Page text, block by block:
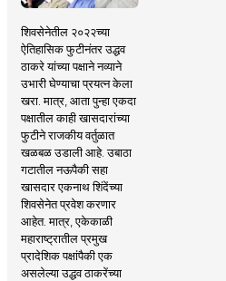
शिवसेनेतील २०२२च्या
ऐतिहासिक फुटीनंतर उद्धव
ठाकरे यांच्या पक्षाने नव्याने
उभारी घेण्याचा प्रयत्न केला
खरा. मात्र, आता पुन्हा एकदा
पक्षातील काही खासदारांच्या
फुटीने राजकीय वर्तुळात
खळबळ उडाली आहे. उबाठा
गटातील नऊपैकी सहा
खासदार एकनाथ शिंदेंच्या
शिवसेनेत प्रवेश करणार
आहेत. मात्र, एकेकाळी
महाराष्ट्रातील प्रमुख
प्रादेशिक पक्षांपैकी एक
असलेल्या उद्धव ठाकरेंच्या